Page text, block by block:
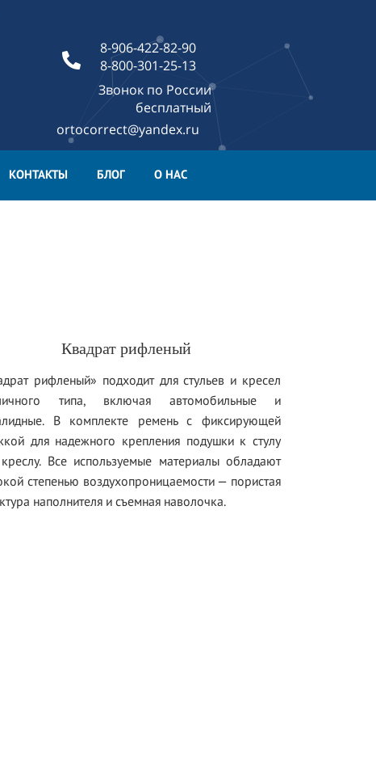
8-906-422-82-90
8-800-301-25-13
Звонок по России
бесплатный
ortocorrect@yandex.ru
КОНТАКТЫ БЛОГ О НАС
Квадрат рифленый
рифленый» подходит для стульев и кресел
типа, включая автомобильные и
В комплекте ремень с фиксирующей
для надежного крепления подушки к стулу
Все используемые материалы обладают
степенью воздухопроницаемости — пористая
наполнителя и съемная наволочка.